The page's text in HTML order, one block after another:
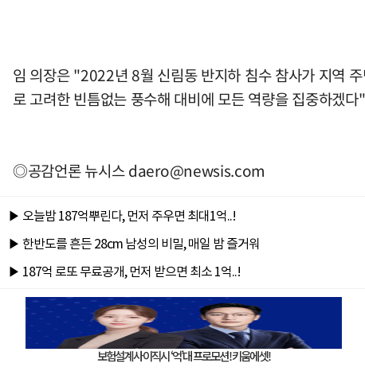
임 의장은 "2022년 8월 신림동 반지하 침수 참사가 지역
로 고려한 빈틈없는 풍수해 대비에 모든 역량을 집중하겠
◎공감언론 뉴시스daero@newsis.com